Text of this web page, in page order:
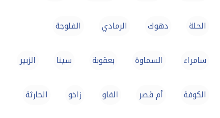
الحلة دهوك الرمادي الفلوجة
سامراء‏ السماوة بعقوبة سينا الزبير
الكوفة أم قصر الفاو زاخو الحارثة